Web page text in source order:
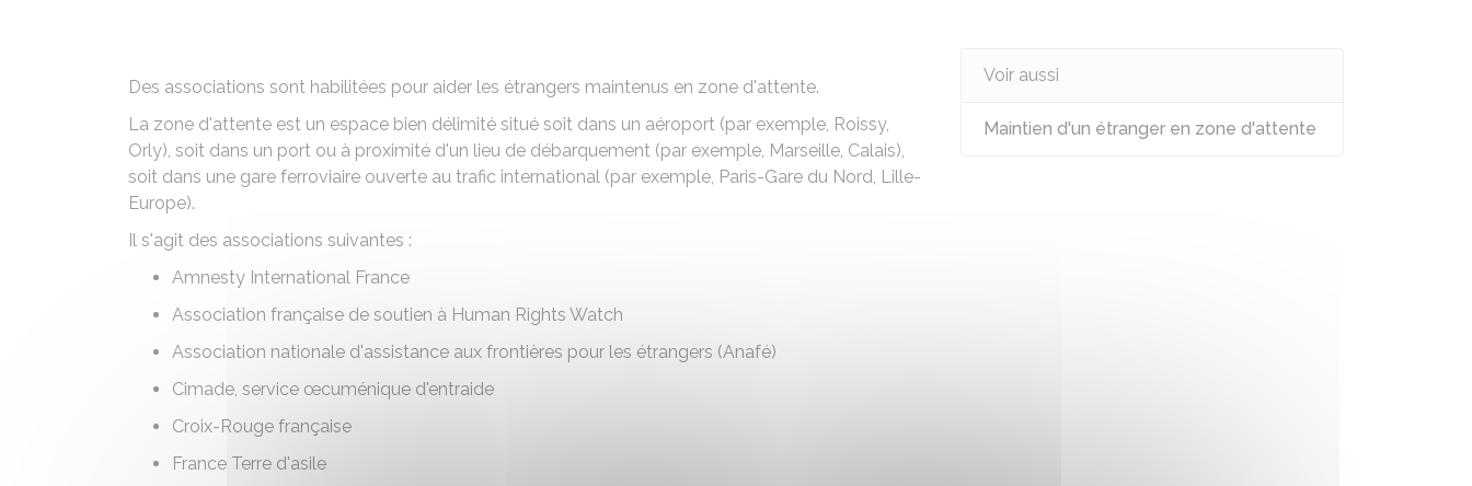
Des associations sont habilitées pour aider les étrangers maintenus en zone d'attente.
La zone d'attente est un espace bien délimité situé soit dans un aéroport (par exemple, Roissy,
Orly), soit dans un port ou à proximité d'un lieu de débarquement (par exemple, Marseille, Calais),
soit dans une gare ferroviaire ouverte au trafic international (par exemple, Paris-Gare du Nord, Lille-
Europe).
Il s'agit des associations suivantes :
Amnesty International France
Association française de soutien à Human Rights Watch
Association nationale d'assistance aux frontières pour les étrangers (Anafé)
Cimade, service œcuménique d'entraide
Croix-Rouge française
France Terre d'asile
Voir aussi
Maintien d'un étranger en zone d'attente